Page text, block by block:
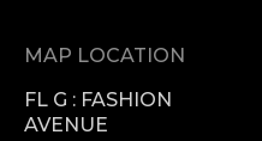
MAP LOCATION
FL G : FASHION
AVENUE